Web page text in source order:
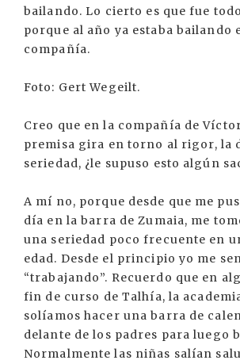
bailando. Lo cierto es que fue
porque al año ya estaba bailando
compañía.
Foto: Gert Wegeilt.
Creo que en la compañía de
premisa gira en torno al rigor, la
seriedad, ¿le supuso esto algún
A mí no, porque desde que me
día en la barra de Zumaia, me
una seriedad poco frecuente en
edad. Desde el principio yo me
“trabajando”. Recuerdo que en
fin de curso de Talhía, la
solíamos hacer una barra de
delante de los padres para luego
Normalmente las niñas salían